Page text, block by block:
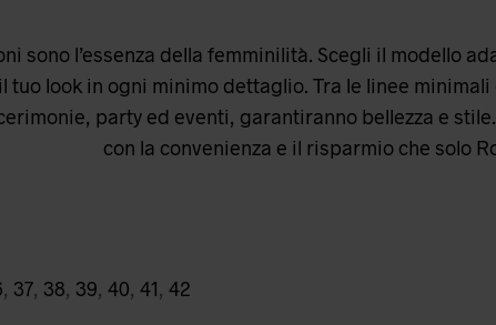
sono l’essenza della femminilità. Scegli il modello
tuo look in ogni minimo dettaglio. Tra le linee
party ed eventi, garantiranno bellezza e
con la convenienza e il risparmio che solo
, 37, 38, 39, 40, 41, 42